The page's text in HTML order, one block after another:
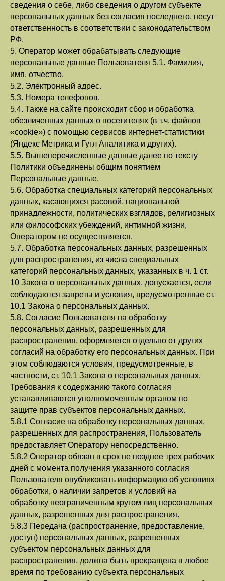
сведения о себе, либо сведения о другом субъекте
персональных данных без согласия последнего, несут
ответственность в соответствии с законодательством
РФ.
5. Оператор может обрабатывать следующие
персональные данные Пользователя 5.1. Фамилия,
имя, отчество.
5.2. Электронный адрес.
5.3. Номера телефонов.
5.4. Также на сайте происходит сбор и обработка
обезличенных данных о посетителях (в т.ч. файлов
«cookie») с помощью сервисов интернет-статистики
(Яндекс Метрика и Гугл Аналитика и других).
5.5. Вышеперечисленные данные далее по тексту
Политики объединены общим понятием
Персональные данные.
5.6. Обработка специальных категорий персональных
данных, касающихся расовой, национальной
принадлежности, политических взглядов, религиозных
или философских убеждений, интимной жизни,
Оператором не осуществляется.
5.7. Обработка персональных данных, разрешенных
для распространения, из числа специальных
категорий персональных данных, указанных в ч. 1 ст.
10 Закона о персональных данных, допускается, если
соблюдаются запреты и условия, предусмотренные ст.
10.1 Закона о персональных данных.
5.8. Согласие Пользователя на обработку
персональных данных, разрешенных для
распространения, оформляется отдельно от других
согласий на обработку его персональных данных. При
этом соблюдаются условия, предусмотренные, в
частности, ст. 10.1 Закона о персональных данных.
Требования к содержанию такого согласия
устанавливаются уполномоченным органом по
защите прав субъектов персональных данных.
5.8.1 Согласие на обработку персональных данных,
разрешенных для распространения, Пользователь
предоставляет Оператору непосредственно.
5.8.2 Оператор обязан в срок не позднее трех рабочих
дней с момента получения указанного согласия
Пользователя опубликовать информацию об условиях
обработки, о наличии запретов и условий на
обработку неограниченным кругом лиц персональных
данных, разрешенных для распространения.
5.8.3 Передача (распространение, предоставление,
доступ) персональных данных, разрешенных
субъектом персональных данных для
распространения, должна быть прекращена в любое
время по требованию субъекта персональных